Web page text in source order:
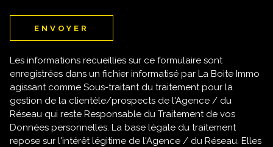
ENVOYER
Les informations recueillies sur ce formulaire sont
enregistrées dans un fichier informatisé par La Boite Immo
agissant comme Sous-traitant du traitement pour la
gestion de la clientèle/prospects de l'Agence / du
Réseau qui reste Responsable du Traitement de vos
Données personnelles. La base légale du traitement
repose sur l'intérêt légitime de l'Agence / du Réseau. Elles